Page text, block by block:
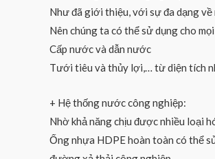
Như đã giới thiệu, với sự đa dạng về
Nên chúng ta có thể sử dụng cho
Cấp nước và dẫn nước
Tưới tiêu và thủy lợi,… từ diện tích
+ Hệ thống nước công nghiệp:
Nhờ khả năng chịu được nhiều loại
Ống nhựa HDPE hoàn toàn có thể